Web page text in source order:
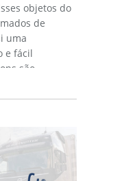
objetos do
de
uma
e fácil
são